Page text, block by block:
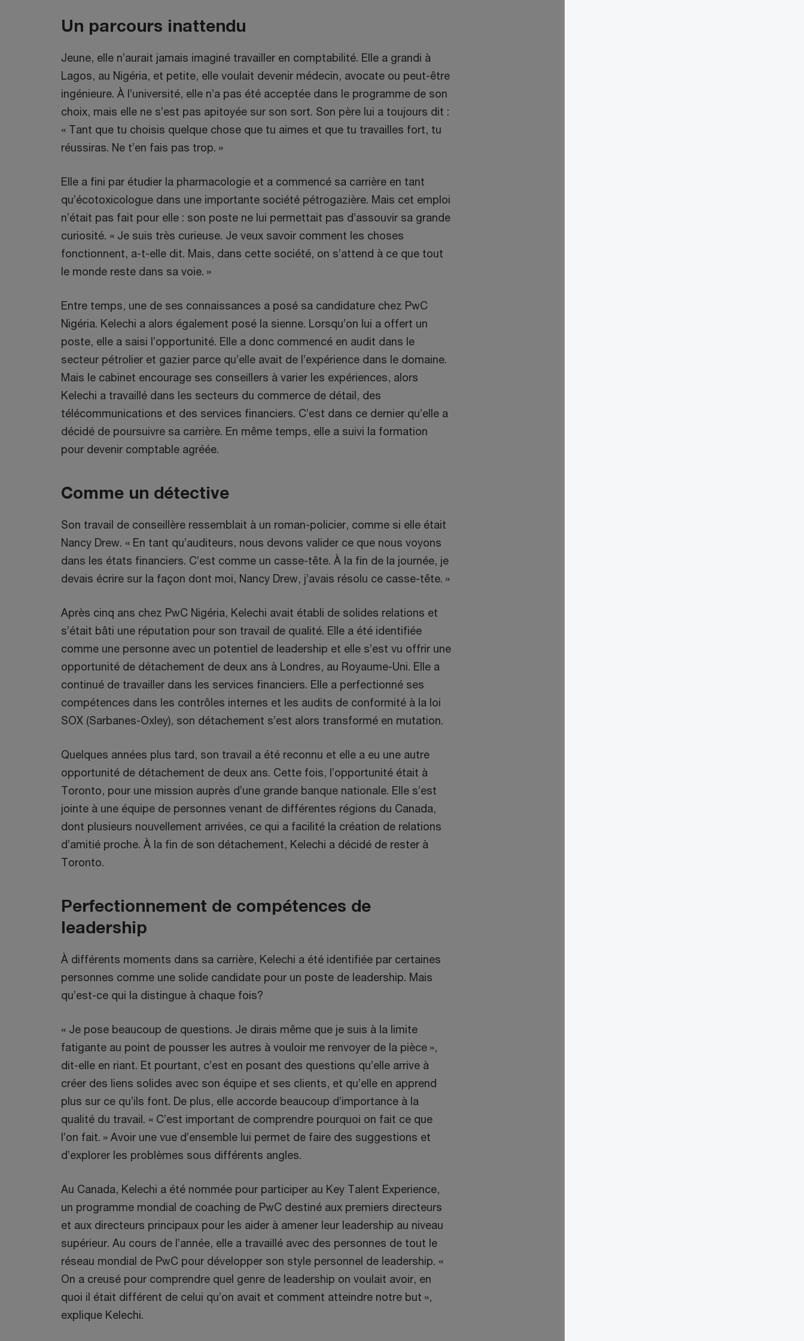
Un parcours inattendu
Jeune, elle n’aurait jamais imaginé travailler en comptabilité. Elle a grandi à
Lagos, au Nigéria, et petite, elle voulait devenir médecin, avocate ou peut-être
ingénieure. À l’université, elle n’a pas été acceptée dans le programme de son
choix, mais elle ne s’est pas apitoyée sur son sort. Son père lui a toujours dit :
« Tant que tu choisis quelque chose que tu aimes et que tu travailles fort, tu
réussiras. Ne t’en fais pas trop. »
Elle a fini par étudier la pharmacologie et a commencé sa carrière en tant
qu’écotoxicologue dans une importante société pétrogazière. Mais cet emploi
n’était pas fait pour elle : son poste ne lui permettait pas d’assouvir sa grande
curiosité. « Je suis très curieuse. Je veux savoir comment les choses
fonctionnent, a-t-elle dit. Mais, dans cette société, on s’attend à ce que tout
le monde reste dans sa voie. »
Entre temps, une de ses connaissances a posé sa candidature chez PwC
Nigéria. Kelechi a alors également posé la sienne. Lorsqu’on lui a offert un
poste, elle a saisi l’opportunité. Elle a donc commencé en audit dans le
secteur pétrolier et gazier parce qu’elle avait de l’expérience dans le domaine.
Mais le cabinet encourage ses conseillers à varier les expériences, alors
Kelechi a travaillé dans les secteurs du commerce de détail, des
télécommunications et des services financiers. C’est dans ce dernier qu’elle a
décidé de poursuivre sa carrière. En même temps, elle a suivi la formation
pour devenir comptable agréée.
Comme un détective
Son travail de conseillère ressemblait à un roman-policier, comme si elle était
Nancy Drew. « En tant qu’auditeurs, nous devons valider ce que nous voyons
dans les états financiers. C’est comme un casse-tête. À la fin de la journée, je
devais écrire sur la façon dont moi, Nancy Drew, j’avais résolu ce casse-tête. »
Après cinq ans chez PwC Nigéria, Kelechi avait établi de solides relations et
s’était bâti une réputation pour son travail de qualité. Elle a été identifiée
comme une personne avec un potentiel de leadership et elle s’est vu offrir une
opportunité de détachement de deux ans à Londres, au Royaume-Uni. Elle a
continué de travailler dans les services financiers. Elle a perfectionné ses
compétences dans les contrôles internes et les audits de conformité à la loi
SOX (Sarbanes-Oxley), son détachement s’est alors transformé en mutation.
Quelques années plus tard, son travail a été reconnu et elle a eu une autre
opportunité de détachement de deux ans. Cette fois, l’opportunité était à
Toronto, pour une mission auprès d’une grande banque nationale. Elle s’est
jointe à une équipe de personnes venant de différentes régions du Canada,
dont plusieurs nouvellement arrivées, ce qui a facilité la création de relations
d’amitié proche. À la fin de son détachement, Kelechi a décidé de rester à
Toronto.
Perfectionnement de compétences de
leadership
À différents moments dans sa carrière, Kelechi a été identifiée par certaines
personnes comme une solide candidate pour un poste de leadership. Mais
qu’est-ce qui la distingue à chaque fois?
« Je pose beaucoup de questions. Je dirais même que je suis à la limite
fatigante au point de pousser les autres à vouloir me renvoyer de la pièce »,
dit-elle en riant. Et pourtant, c’est en posant des questions qu’elle arrive à
créer des liens solides avec son équipe et ses clients, et qu’elle en apprend
plus sur ce qu’ils font. De plus, elle accorde beaucoup d’importance à la
qualité du travail. « C’est important de comprendre pourquoi on fait ce que
l’on fait. » Avoir une vue d’ensemble lui permet de faire des suggestions et
d’explorer les problèmes sous différents angles.
Au Canada, Kelechi a été nommée pour participer au Key Talent Experience,
un programme mondial de coaching de PwC destiné aux premiers directeurs
et aux directeurs principaux pour les aider à amener leur leadership au niveau
supérieur. Au cours de l’année, elle a travaillé avec des personnes de tout le
réseau mondial de PwC pour développer son style personnel de leadership. «
On a creusé pour comprendre quel genre de leadership on voulait avoir, en
quoi il était différent de celui qu’on avait et comment atteindre notre but »,
explique Kelechi.